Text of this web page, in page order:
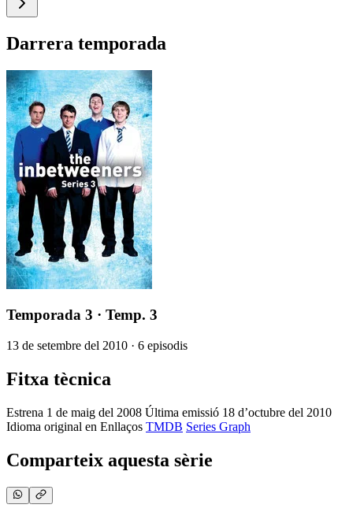
Darrera temporada
Temporada 3 · Temp. 3
13 de setembre del 2010 · 6 episodis
Fitxa tècnica
Estrena 1 de maig del 2008 Última emissió 18 d’octubre del 2010
Idioma original en Enllaços TMDB Series Graph
Comparteix aquesta sèrie